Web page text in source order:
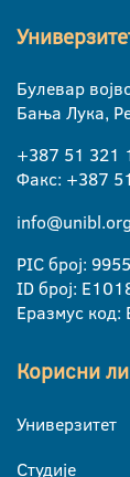
Булевар
Бања Лука,
+387 51 321
Факс: +387
info@unibl.org
PIC број:
ID број:
Еразмус код:
Корисни
Универзитет
Студије